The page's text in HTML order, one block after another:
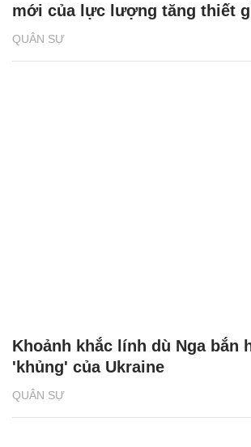
QUÂN SỰ
mới của lực lượng tăng thiết
QUÂN SỰ
Khoảnh khắc lính dù Nga bắn
'khủng' của Ukraine